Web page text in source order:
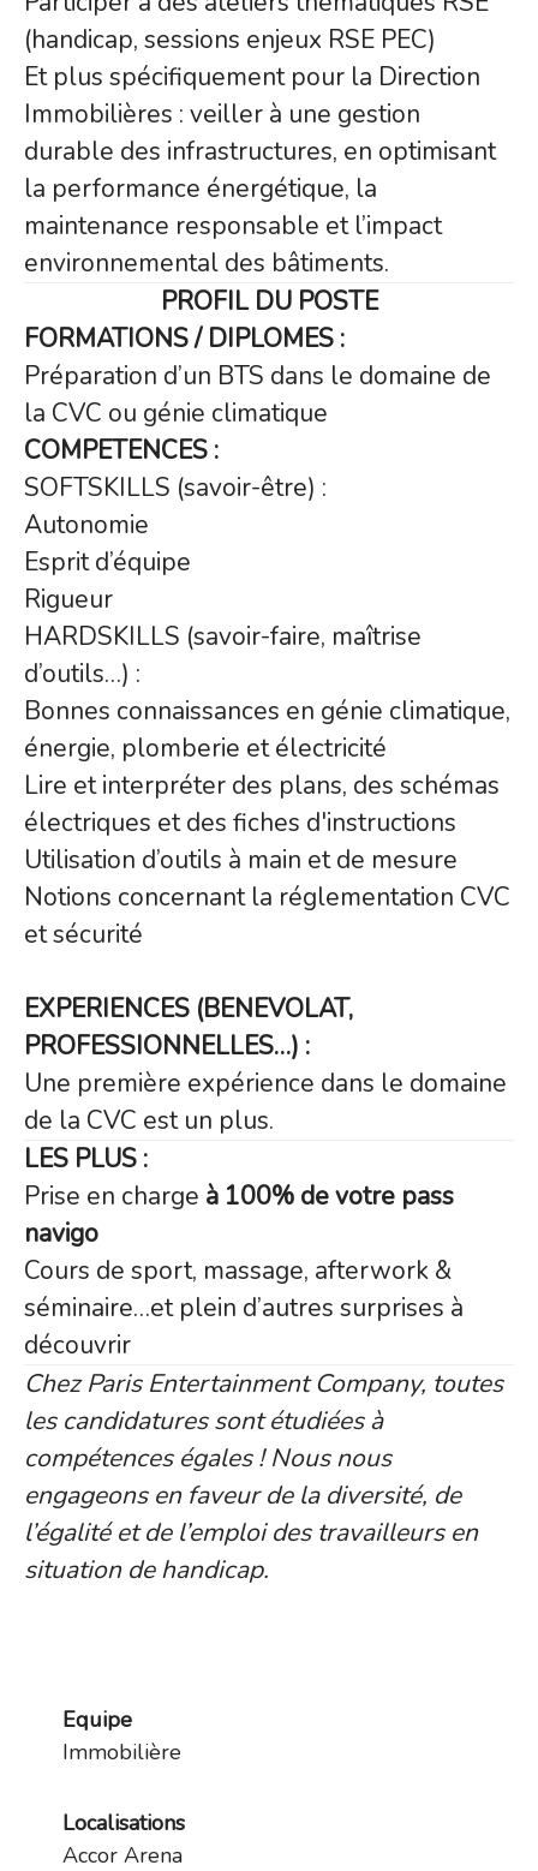
(handicap, sessions enjeux RSE PEC)
Et plus spécifiquement pour la Direction
Immobilières : veiller à une gestion
durable des infrastructures, en optimisant
la performance énergétique, la
maintenance responsable et l’impact
environnemental des bâtiments.
PROFIL DU POSTE
FORMATIONS / DIPLOMES :
Préparation d’un BTS dans le domaine de
la CVC ou génie climatique
COMPETENCES :
SOFTSKILLS (savoir-être) :
Autonomie
Esprit d’équipe
Rigueur
HARDSKILLS (savoir-faire, maîtrise
d’outils…) :
Bonnes connaissances en génie climatique,
énergie, plomberie et électricité
Lire et interpréter des plans, des schémas
électriques et des fiches d'instructions
Utilisation d’outils à main et de mesure
Notions concernant la réglementation CVC
et sécurité
EXPERIENCES (BENEVOLAT,
PROFESSIONNELLES…) :
Une première expérience dans le domaine
de la CVC est un plus.
LES PLUS :
Prise en charge à 100% de votre pass
navigo
Cours de sport, massage, afterwork &
séminaire…et plein d’autres surprises à
découvrir
Chez Paris Entertainment Company, toutes
les candidatures sont étudiées à
compétences égales ! Nous nous
engageons en faveur de la diversité, de
l’égalité et de l’emploi des travailleurs en
situation de handicap.
Equipe
Immobilière
Localisations
Accor Arena